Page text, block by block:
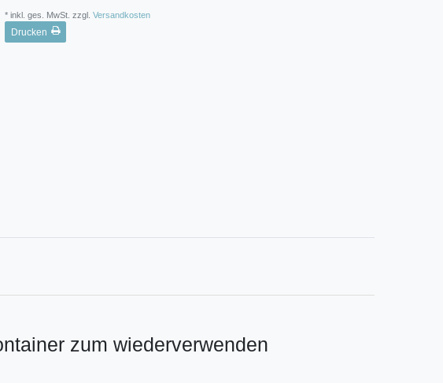
* inkl. ges. MwSt. zzgl. Versandkosten
Drucken
zum wiederverwenden